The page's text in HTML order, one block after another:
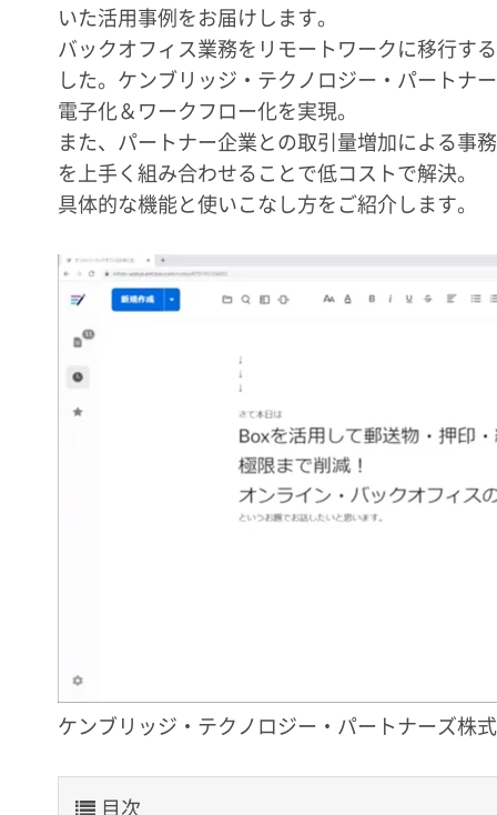
いた活用事例をお届けします。
バックオフィス業務をリモートワークに移行す
した。ケンブリッジ・テクノロジー・パートナ
電子化＆ワークフロー化を実現。
また、パートナー企業との取引量増加による事
を上手く組み合わせることで低コストで解決。
具体的な機能と使いこなし方をご紹介します。
ケンブリッジ・テクノロジー・パートナーズ
目次